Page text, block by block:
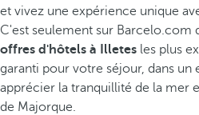
et vivez une expérience unique
C'est seulement sur Barcelo.com
offres d'hôtels à Illetes les plus
garanti pour votre séjour, dans
apprécier la tranquillité de la mer
de Majorque.